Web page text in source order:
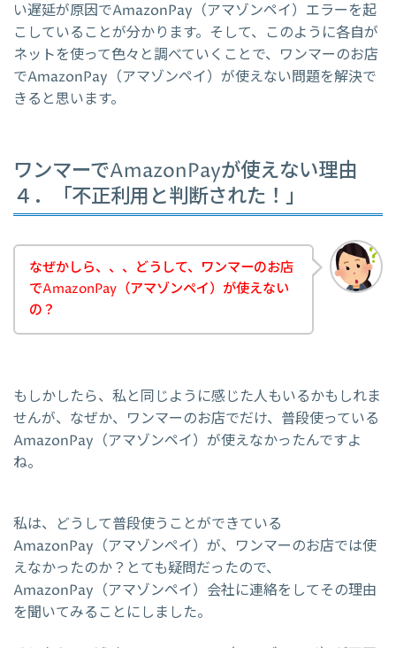
い遅延が原因でAmazonPay（アマゾンペイ）エラーを起
こしていることが分かります。そして、このように各自が
ネットを使って色々と調べていくことで、ワンマーのお店
でAmazonPay（アマゾンペイ）が使えない問題を解決で
きると思います。
ワンマーでAmazonPayが使えない理由
４．「不正利用と判断された！」
なぜかしら、、、どうして、ワンマーのお店
でAmazonPay（アマゾンペイ）が使えない
の？
もしかしたら、私と同じように感じた人もいるかもしれま
せんが、なぜか、ワンマーのお店でだけ、普段使っている
AmazonPay（アマゾンペイ）が使えなかったんですよ
ね。
私は、どうして普段使うことができている
AmazonPay（アマゾンペイ）が、ワンマーのお店では使
えなかったのか？とても疑問だったので、
AmazonPay（アマゾンペイ）会社に連絡をしてその理由
を聞いてみることにしました。